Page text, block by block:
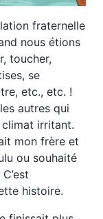
fraternelle
nous étions
toucher,
se
etc., etc. !
autres qui
irritant.
mon frère et
ou souhaité
histoire.